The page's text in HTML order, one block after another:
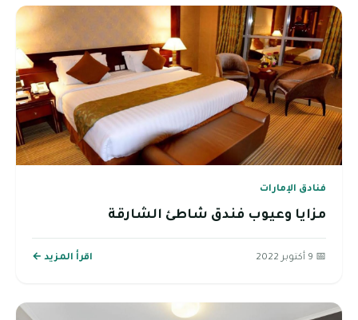
فنادق الإمارات
مزايا وعيوب فندق شاطئ الشارقة
📅 9 أكتوبر 2022 اقرأ المزيد ←